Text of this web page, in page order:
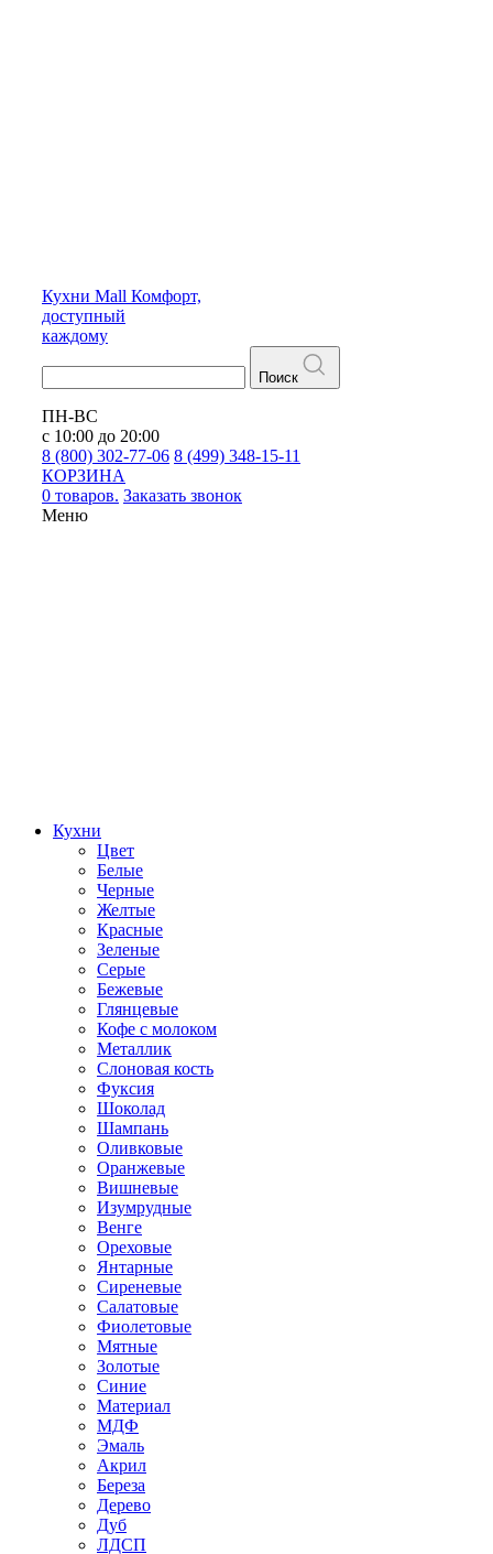
Кухни Mall Комфорт,
доступный
каждому
Поиск
ПН-ВС
с 10:00 до 20:00
8 (800) 302-77-06 8 (499) 348-15-11
КОРЗИНА
0 товаров. Заказать звонок
Меню
Кухни
Цвет
Белые
Черные
Желтые
Красные
Зеленые
Серые
Бежевые
Глянцевые
Кофе с молоком
Металлик
Слоновая кость
Фуксия
Шоколад
Шампань
Оливковые
Оранжевые
Вишневые
Изумрудные
Венге
Ореховые
Янтарные
Сиреневые
Салатовые
Фиолетовые
Мятные
Золотые
Синие
Материал
МДФ
Эмаль
Акрил
Береза
Дерево
Дуб
ЛДСП